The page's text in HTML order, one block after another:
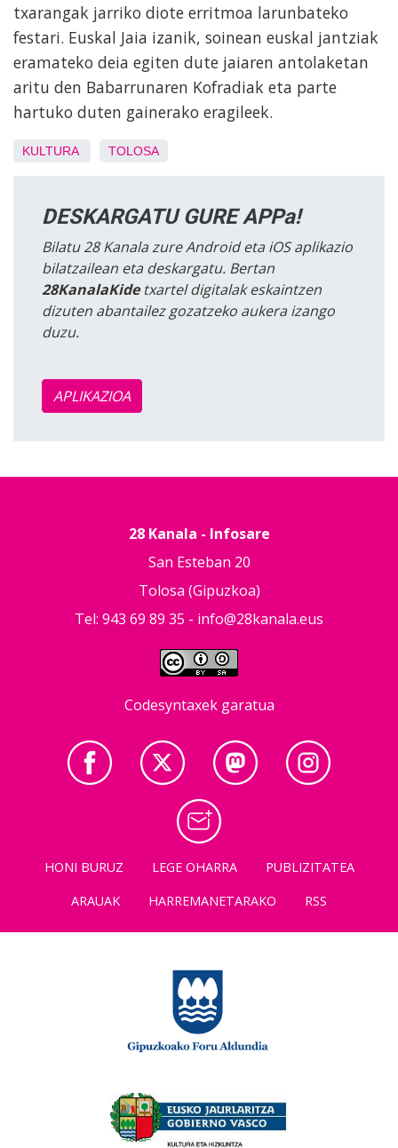
txarangak jarriko diote erritmoa larunbateko
festari. Euskal Jaia izanik, soinean euskal jantziak
eramateko deia egiten dute jaiaren antolaketan
aritu den Babarrunaren Kofradiak eta parte
hartuko duten gainerako eragileek.
KULTURA TOLOSA
DESKARGATU GURE APPa!
Bilatu 28 Kanala zure Android eta iOS aplikazio
bilatzailean eta deskargatu. Bertan
28KanalaKidetxartel digitalak eskaintzen
dizuten abantailez gozatzeko aukera izango
duzu.
APLIKAZIOA
28 Kanala - Infosare
San Esteban 20
Tolosa (Gipuzkoa)
Tel: 943 69 89 35 - info@28kanala.eus
Codesyntaxek garatua
HONI BURUZ LEGE OHARRA
PUBLIZITATEA
ARAUAK
HARREMANETARAKO RSS